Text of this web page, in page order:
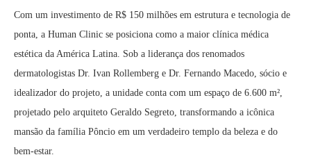
Com um investimento de R$ 150 milhões em estrutura e tecnologia de
ponta, a Human Clinic se posiciona como a maior clínica médica
estética da América Latina. Sob a liderança dos renomados
dermatologistas Dr. Ivan Rollemberg e Dr. Fernando Macedo, sócio e
idealizador do projeto, a unidade conta com um espaço de 6.600 m²,
projetado pelo arquiteto Geraldo Segreto, transformando a icônica
mansão da família Pôncio em um verdadeiro templo da beleza e do
bem-estar.